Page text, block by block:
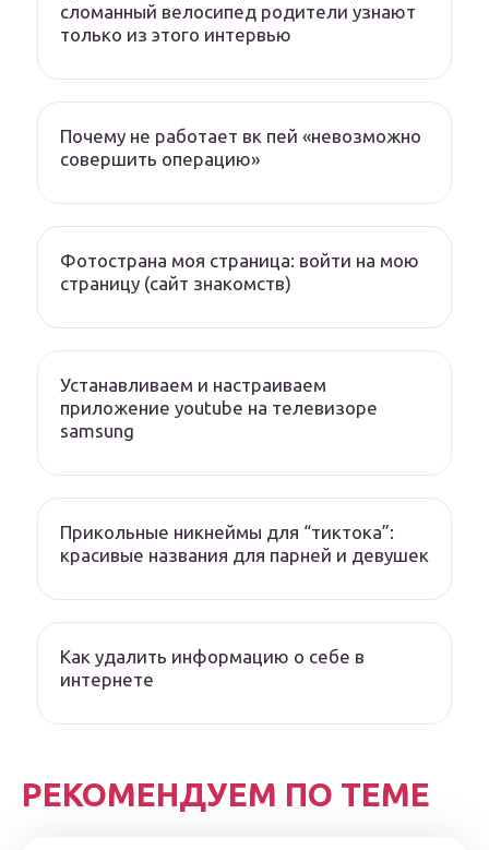
сломанный велосипед родители узнают
только из этого интервью
Почему не работает вк пей «невозможно
совершить операцию»
Фотострана моя страница: войти на мою
страницу (сайт знакомств)
Устанавливаем и настраиваем
приложение youtube на телевизоре
samsung
Прикольные никнеймы для “тиктока”:
красивые названия для парней и девушек
Как удалить информацию о себе в
интернете
РЕКОМЕНДУЕМ ПО ТЕМЕ